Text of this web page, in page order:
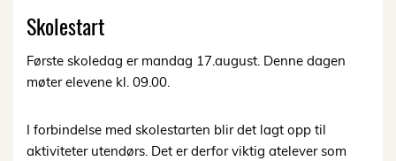
Skolestart
Første skoledag er mandag 17.august. Denne dagen
møter elevene kl. 09.00.
I forbindelse med skolestarten blir det lagt opp til
aktiviteter utendørs. Det er derfor viktig atelever som